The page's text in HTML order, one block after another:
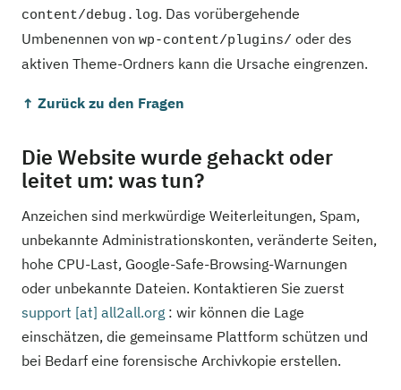
content/debug.log. Das vorübergehende
Umbenennen von wp-content/plugins/ oder des
aktiven Theme-Ordners kann die Ursache eingrenzen.
↑ Zurück zu den Fragen
Die Website wurde gehackt oder
leitet um: was tun?
Anzeichen sind merkwürdige Weiterleitungen, Spam,
unbekannte Administrationskonten, veränderte Seiten,
hohe CPU-Last, Google-Safe-Browsing-Warnungen
oder unbekannte Dateien. Kontaktieren Sie zuerst
support [at] all2all.org : wir können die Lage
einschätzen, die gemeinsame Plattform schützen und
bei Bedarf eine forensische Archivkopie erstellen.